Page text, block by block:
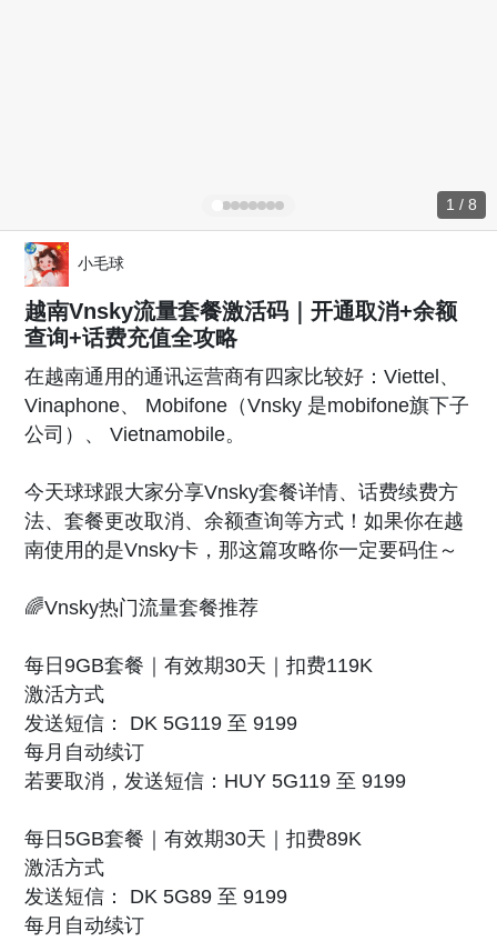
1 / 8
小毛球
越南Vnsky流量套餐激活码｜开通取消+余额
查询+话费充值全攻略
在越南通用的通讯运营商有四家比较好：Viettel、
Vinaphone、 Mobifone（Vnsky 是mobifone旗下子
公司）、 Vietnamobile。
今天球球跟大家分享Vnsky套餐详情、话费续费方
法、套餐更改取消、余额查询等方式！如果你在越
南使用的是Vnsky卡，那这篇攻略你一定要码住～
🌈Vnsky热门流量套餐推荐
每日9GB套餐｜有效期30天｜扣费119K
激活方式
发送短信： DK 5G119 至 9199
每月自动续订
若要取消，发送短信：HUY 5G119 至 9199
每日5GB套餐｜有效期30天｜扣费89K
激活方式
发送短信： DK 5G89 至 9199
每月自动续订